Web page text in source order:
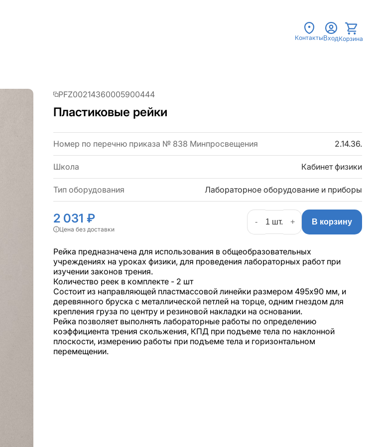
Контакты ВходКорзина
PFZ00214360005900444
Пластиковые рейки
Номер по перечню приказа № 838 Минпросвещения 2.14.36.
Школа Кабинет физики
Тип оборудования Лабораторное оборудование и приборы
2 031 ₽
Цена без доставки
- + В корзину
Рейка предназначена для использования в общеобразовательных
учреждениях на уроках физики, для проведения лабораторных работ при
изучении законов трения.
Количество реек в комплекте - 2 шт
Состоит из направляющей пластмассовой линейки размером 495х90 мм, и
деревянного бруска с металлической петлей на торце, одним гнездом для
крепления груза по центру и резиновой накладки на основании.
Рейка позволяет выполнять лабораторные работы по определению
коэффициента трения скольжения, КПД при подъеме тела по наклонной
плоскости, измерению работы при подъеме тела и горизонтальном
перемещении.